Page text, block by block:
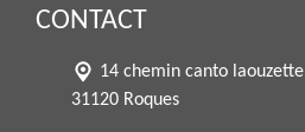
CONTACT
14 chemin canto laouzette
31120 Roques